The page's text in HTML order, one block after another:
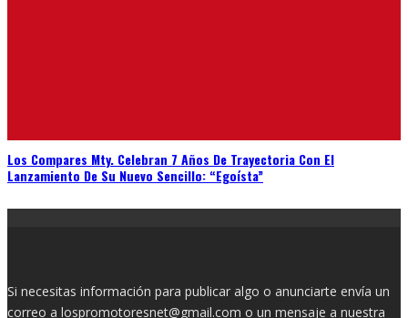
Los Compares Mty. Celebran 7 Años De Trayectoria Con El
Lanzamiento De Su Nuevo Sencillo: “Egoísta”
Si necesitas información para publicar algo o anunciarte envía un
correo a lospromotoresnet@gmail.com o un mensaje a nuestra